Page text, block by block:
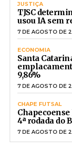
JUSTIÇA
TJSC
usou IA sem
7 DE AGOSTO DE
ECONOMIA
Santa
9,86%
7 DE AGOSTO DE
CHAPE FUTSAL
4ª rodada do
7 DE AGOSTO DE